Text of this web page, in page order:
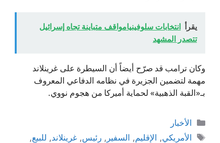
يقرأ انتخابات سلوفينيامواقف متباينة تجاه إسرائيل
تتصدر المشهد
وكان ترامب قد صرّح أيضاً أن السيطرة على غرينلاند
مهمة لتضمين الجزيرة في نظامه الدفاعي المعروف
بـ«القبة الذهبية» لحماية أميركا من هجوم نووي.
التصنيفات
الأخبار
الوسوم
الأمريكي, الإقليم, السفير ,رئيس,غرينلاند, للبيع,